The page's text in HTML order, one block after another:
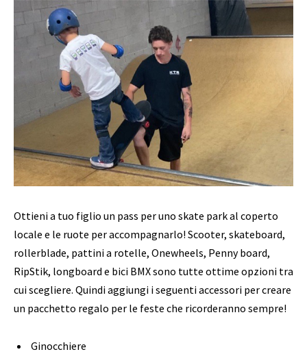
Ottieni a tuo figlio un pass per uno skate park al coperto
locale e le ruote per accompagnarlo! Scooter, skateboard,
rollerblade, pattini a rotelle, Onewheels, Penny board,
RipStik, longboard e bici BMX sono tutte ottime opzioni tra
cui scegliere. Quindi aggiungi i seguenti accessori per creare
un pacchetto regalo per le feste che ricorderanno sempre!
Ginocchiere